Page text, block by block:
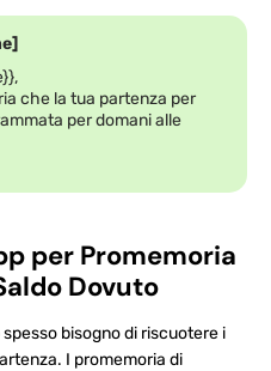
che la tua partenza per
per domani alle
per Promemoria
Dovuto
bisogno di riscuotere i
I promemoria di